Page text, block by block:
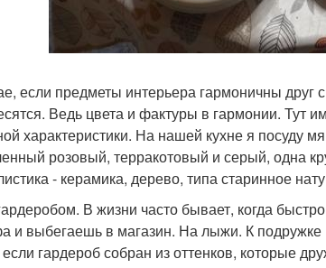
если предметы интерьера гармоничны друг с
Ведь цвета и фактуры в гармонии. Тут
характеристики. На нашей кухне я посуду
розовый, терракотовый и серый, одна
- керамика, дерево, типа старинное
В жизни часто бывает, когда
и выбегаешь в магазин. На лыжи. К подружке
если гардероб собран из оттенков, которые